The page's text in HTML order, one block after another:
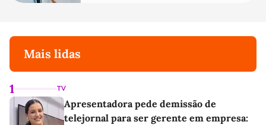
Mais lidas
1 TV
Apresentadora pede demissão de
telejornal para ser gerente em empresa: